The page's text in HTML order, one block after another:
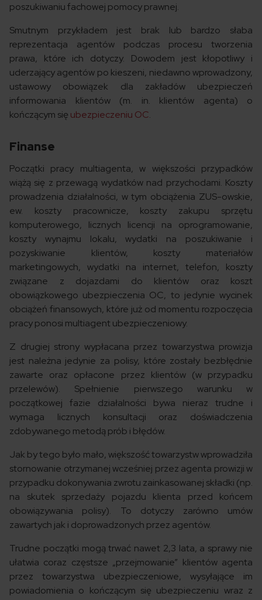
poszukiwaniu fachowej pomocy prawnej.
Smutnym przykładem jest brak lub bardzo słaba
reprezentacja agentów podczas procesu tworzenia
prawa, które ich dotyczy. Dowodem jest kłopotliwy i
uderzający agentów po kieszeni, niedawno wprowadzony,
ustawowy obowiązek dla zakładów ubezpieczeń
informowania klientów (m. in. klientów agenta) o
kończącym się ubezpieczeniu OC.
Finanse
Początki pracy multiagenta, w większości przypadków
wiążą się z przewagą wydatków nad przychodami. Koszty
prowadzenia działalności, w tym obciążenia ZUS-owskie,
ew. koszty pracownicze, koszty zakupu sprzętu
komputerowego, licznych licencji na oprogramowanie,
koszty wynajmu lokalu, wydatki na poszukiwanie i
pozyskiwanie klientów, koszty materiałów
marketingowych, wydatki na internet, telefon, koszty
związane z dojazdami do klientów oraz koszt
obowiązkowego ubezpieczenia OC, to jedynie wycinek
obciążeń finansowych, które już od momentu rozpoczęcia
pracy ponosi multiagent ubezpieczeniowy.
Z drugiej strony wypłacana przez towarzystwa prowizja
jest należna jedynie za polisy, które zostały bezbłędnie
zawarte oraz opłacone przez klientów (w przypadku
przelewów). Spełnienie pierwszego warunku w
początkowej fazie działalności bywa nieraz trudne i
wymaga licznych konsultacji oraz doświadczenia
zdobywanego metodą prób i błędów.
Jak by tego było mało, większość towarzystw wprowadziła
stornowanie otrzymanej wcześniej przez agenta prowizji w
przypadku dokonywania zwrotu zainkasowanej składki (np.
na skutek sprzedaży pojazdu klienta przed końcem
obowiązywania polisy). To dotyczy zarówno umów
zawartych jak i doprowadzonych przez agentów.
Trudne początki mogą trwać nawet 2,3 lata, a sprawy nie
ułatwia coraz częstsze „przejmowanie” klientów agenta
przez towarzystwa ubezpieczeniowe, wysyłające im
powiadomienia o kończącym się ubezpieczeniu wraz z